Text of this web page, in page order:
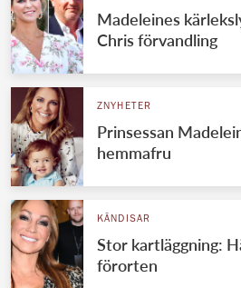
VÄRLDENS
Svenska
Brittiska
Danska
Spanska
REDAKTION
Madeleines
Chris förvandling
ZNYHETER
Prinsessan
hemmafru
KÄNDISAR
Stor kartläggning:
förorten